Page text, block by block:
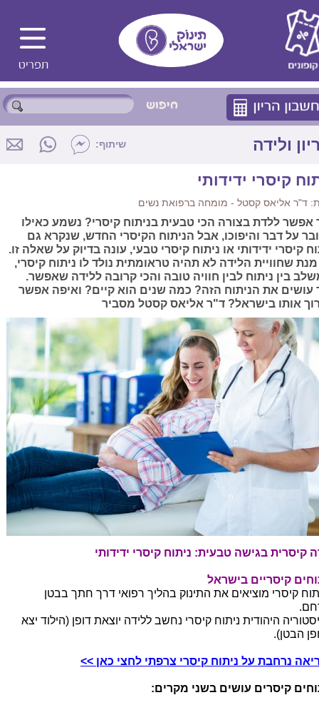
ולידה שיתוף:
קיסרי ידידותי
ד"ר אליאס קסטל - מומחה ברפואת נשים
אפשר ללדת בצורה הכי טבעית בניתוח קיסרי? נשמע כאילו
על דבר והיפוכו, אבל הניתוח הקיסרי החדש, שנקרא גם
קיסרי ידידותי או ניתוח קיסרי טבעי, עונה בדיוק על שאלה זו.
שחוויית הלידה לא תהיה טראומתית נולד לו ניתוח קיסרי,
בין ניתוח לבין חוויה טובה והכי קרובה ללידה שאפשר.
עושים את הניתוח הזה? כמה שנים הוא קיים? ואיפה אפשר
אותו בישראל? ד"ר אליאס קסטל מסביר
קיסרית בגישה טבעית: ניתוח קיסרי ידידותי
קיסריים בישראל
קיסרי מוציאים את התינוק בהליך רפואי דרך חתך בבטן
היהודית ניתוח קיסרי נחשב ללידה יוצאת דופן (הילוד יצא
הבטן).
נרחבת על ניתוח קיסרי צרפתי לחצי כאן >>
קיסרים עושים בשני מקרים: